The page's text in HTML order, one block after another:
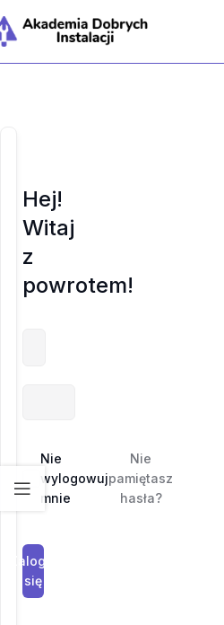
Hej!
Witaj
z
powrotem!
Nie
wylogowuj
mnie
Nie
pamiętasz
hasła?
Zaloguj
się